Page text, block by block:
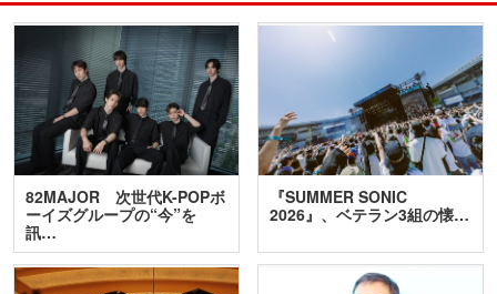
82MAJOR 次世代K-POPボ
ーイズグループの“今”を
訊…
『SUMMER SONIC
2026』、ベテラン3組の懐…